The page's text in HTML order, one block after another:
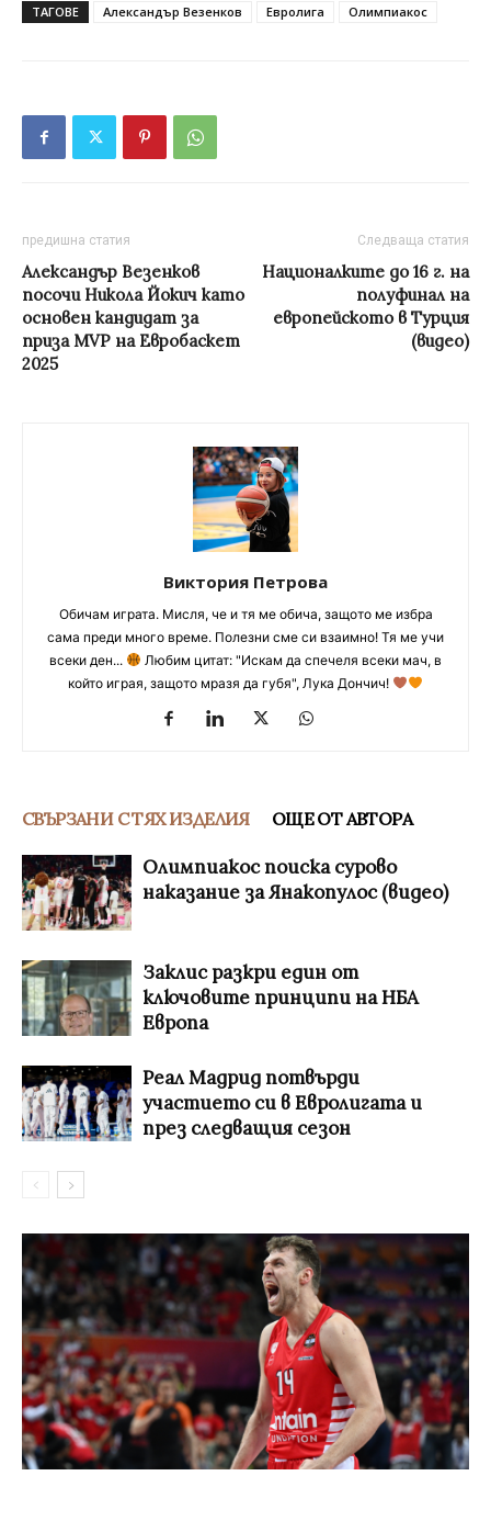
ТАГОВЕ Александър Везенков Евролига Олимпиакос
предишна статия
Александър Везенков
посочи Никола Йокич като
основен кандидат за
приза MVP на Евробаскет
2025
Следваща статия
Националките до 16 г. на
полуфинал на
европейското в Турция
(видео)
Виктория Петрова
Обичам играта. Мисля, че и тя ме обича, защото ме избра
сама преди много време. Полезни сме си взаимно! Тя ме учи
всеки ден...
Любим цитат: "Искам да спечеля всеки мач, в
който играя, защото мразя да губя", Лука Дончич!
СВЪРЗАНИ С ТЯХ ИЗДЕЛИЯ ОЩЕ ОТ АВТОРА
Олимпиакос поиска сурово
наказание за Янакопулос (видео)
Заклис разкри един от
ключовите принципи на НБА
Европа
Реал Мадрид потвърди
участието си в Евролигата и
през следващия сезон